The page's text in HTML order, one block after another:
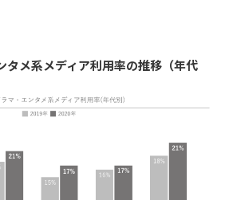
メ系メディア利用率の推移（年代